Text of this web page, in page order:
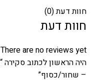
חוות דעת (0)
חוות דעת
There are no reviews yet
– שחור/כסוף”